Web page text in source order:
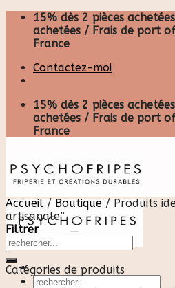
Skip
content
15% dès 2 pièces
achetées / Frais de port
France
Contactez-moi
15% dès 2 pièces
achetées / Frais de port
France
Recherche
Accueil / Boutique /Produits
artisanale”
Filtrer
Catégories de produits